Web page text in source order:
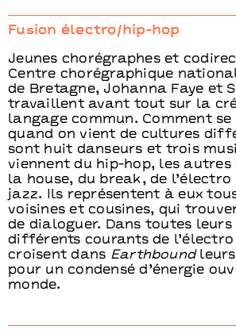
Fusion électro/hip-hop
Jeunes chorégraphes et
Centre chorégraphique
de Bretagne, Johanna Faye et
travaillent avant tout sur la
langage commun. Comment
quand on vient de cultures
sont huit danseurs et trois
viennent du hip-hop, les autres
la house, du break, de
jazz. Ils représentent à eux
voisines et cousines, qui
de dialoguer. Dans toutes leurs
différents courants de
croisent dans Earthboundleurs
pour un condensé d’énergie
monde.